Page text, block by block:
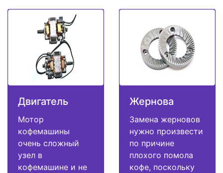
Двигатель
Мотор
кофемашины
очень сложный
узел в
кофемашине и не
Жернова
Замена жерновов
нужно произвести
по причине
плохого помола
кофе, поскольку